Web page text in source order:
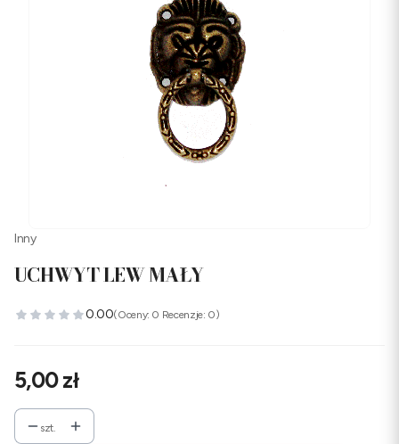
Inny
UCHWYT LEW MAŁY
0.00(Oceny: 0 Recenzje: 0)
Cena
5,00 zł
szt.